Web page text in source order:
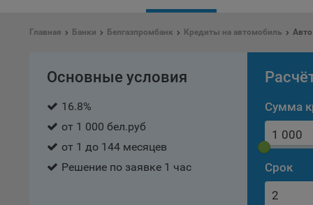
Главная Банки Белгазпромбанк Кредиты на автомобиль
Основные условия
16.8%
от 1 000 бел.руб
от 1 до 144 месяцев
Решение по заявке 1 час
Сумма
Срок